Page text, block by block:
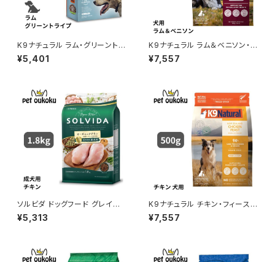
K9ナチュラル ラム・グリーントラ
イプ 200g
¥5,401
K9ナチュラル ラム＆ベニソン・フ
ィースト 500g
¥7,557
ソルビダ ドッグフード グレイン
フリー チキン 室内飼育成犬用
1.8kg 4562312014459
¥5,313
K9ナチュラル チキン・フィースト
500g
¥7,557